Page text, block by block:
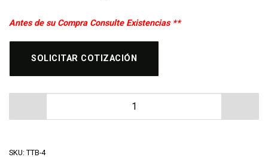
Antes de su Compra Consulte Existencias **
SOLICITAR COTIZACIÓN
Despachador de Queso MIGSA TTB-4 cantidad
SKU: TTB-4